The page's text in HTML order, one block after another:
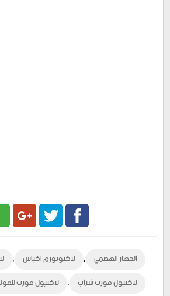
Plus الجهاز الهضمي , لاكتونورم اكياس ,
لاكتيول فورت شراب , لاكتيول فورت